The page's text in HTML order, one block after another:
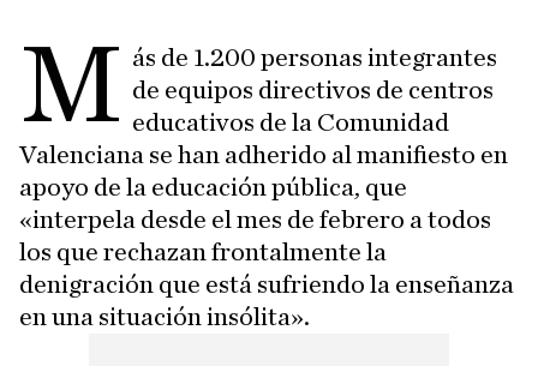
M ás de 1.200 personas integrantes
de equipos directivos de centros
educativos de la Comunidad
Valenciana se han adherido al manifiesto en
apoyo de la educación pública, que
«interpela desde el mes de febrero a todos
los que rechazan frontalmente la
denigración que está sufriendo la enseñanza
en una situación insólita».